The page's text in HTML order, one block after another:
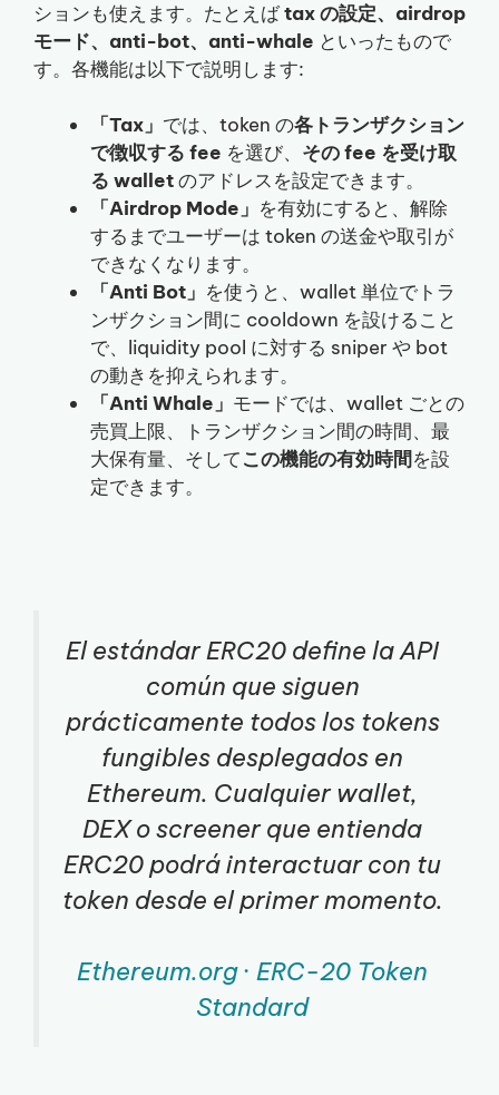
ションも使えます。たとえばtax の設定、airdrop
モード、anti-bot、anti-whale といったもので
す。各機能は以下で説明します:
「Tax」 では、token の各トランザクション
で徴収する fee を選び、 その fee を受け取
る walletのアドレスを設定できます。
「Airdrop Mode」 を有効にすると、解除
するまでユーザーは token の送金や取引が
できなくなります。
「Anti Bot」 を使うと、wallet 単位でトラ
ンザクション間に cooldown を設けること
で、liquidity pool に対する sniper や bot
の動きを抑えられます。
「Anti Whale」 モードでは、wallet ごとの
売買上限、トランザクション間の時間、最
大保有量、そしてこの機能の有効時間を設
定できます。
El estándar ERC20 define la API
común que siguen
prácticamente todos los tokens
fungibles desplegados en
Ethereum. Cualquier wallet,
DEX o screener que entienda
ERC20 podrá interactuar con tu
token desde el primer momento.
Ethereum.org · ERC-20 Token
Standard